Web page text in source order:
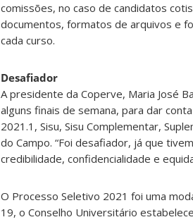
comissões, no caso de candidatos
documentos, formatos de arquivos e
cada curso.
Desafiador
A presidente da Coperve, Maria José
alguns finais de semana, para dar
2021.1, Sisu, Sisu Complementar,
do Campo. “Foi desafiador, já que
credibilidade, confidencialidade e
O Processo Seletivo 2021 foi uma
19, o Conselho Universitário